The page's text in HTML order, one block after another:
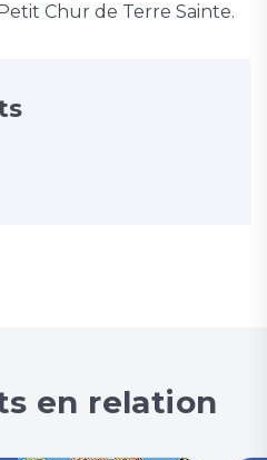
Chur de Terre Sainte.
en relation